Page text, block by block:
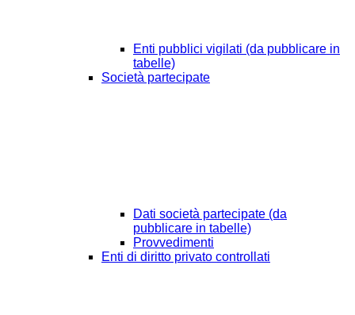
Enti pubblici vigilati (da pubblicare in
tabelle)
Società partecipate
Dati società partecipate (da
pubblicare in tabelle)
Provvedimenti
Enti di diritto privato controllati